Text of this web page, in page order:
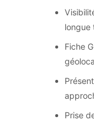
longue
Fiche
Prise